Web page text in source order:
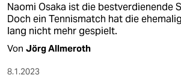
Naomi Osaka ist die bestverdienende
Doch ein Tennismatch hat die
lang nicht mehr gespielt.
Von Jörg Allmeroth
8.1.2023